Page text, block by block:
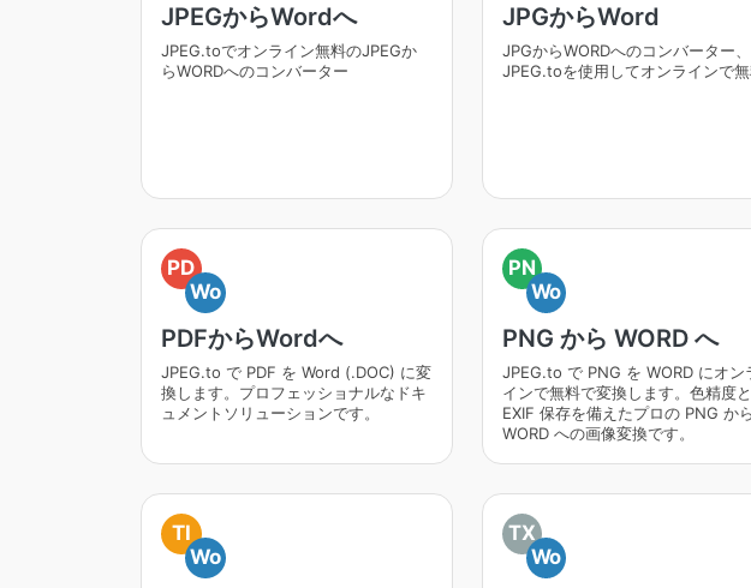
JPEGからWordへ
JPEG.toでオンライン無料のJPEGか
らWORDへのコンバーター
JPGからWord
JPGからWORDへのコンバーター、
JPEG.toを使用してオンラインで
PD
Wo
PDFからWordへ
JPEG.to で PDF を Word (.DOC) に変
換します。プロフェッショナルなドキ
ュメントソリューションです。
PN
Wo
PNG から WORD へ
JPEG.to で PNG を WORD にオン
インで無料で変換します。色精度と
EXIF 保存を備えたプロの PNG から
WORD への画像変換です。
TI
Wo
TX
Wo